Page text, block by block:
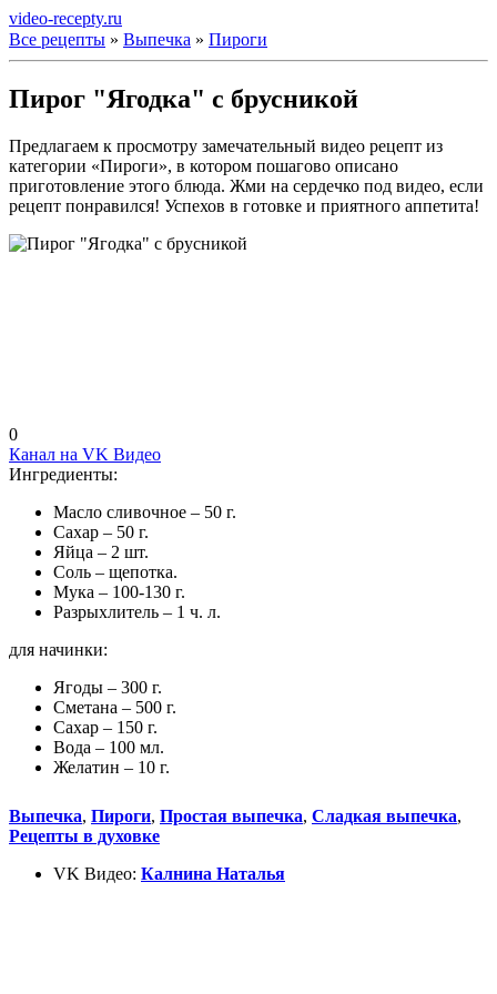
video-recepty.ru
Все рецепты » Выпечка » Пироги
Пирог "Ягодка" с брусникой
Предлагаем к просмотру замечательный видео рецепт из
категории «Пироги», в котором пошагово описано
приготовление этого блюда. Жми на сердечко под видео, если
рецепт понравился! Успехов в готовке и приятного аппетита!
0
Канал на VK Видео
Ингредиенты:
Масло сливочное – 50 г.
Сахар – 50 г.
Яйца – 2 шт.
Соль – щепотка.
Мука – 100-130 г.
Разрыхлитель – 1 ч. л.
для начинки:
Ягоды – 300 г.
Сметана – 500 г.
Сахар – 150 г.
Вода – 100 мл.
Желатин – 10 г.
Выпечка, Пироги, Простая выпечка, Сладкая выпечка,
Рецепты в духовке
VK Видео: Калнина Наталья